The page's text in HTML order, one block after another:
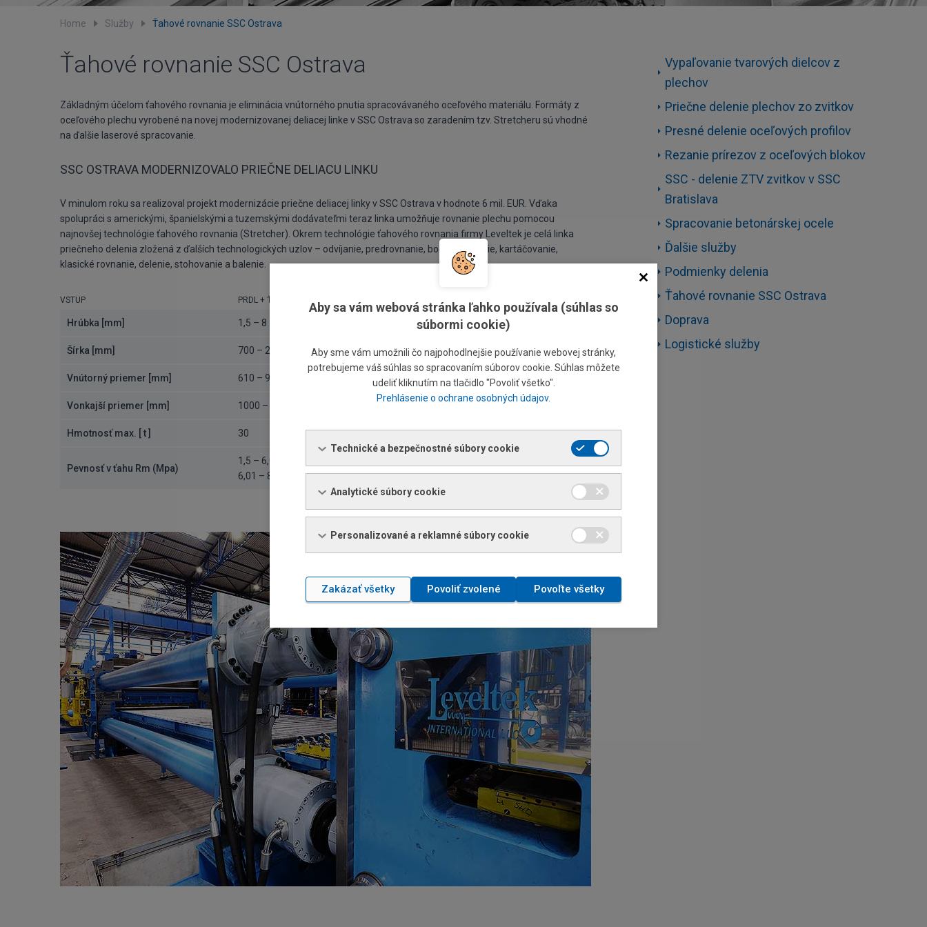
Home Služby Ťahové rovnanie SSC Ostrava
Ťahové rovnanie SSC Ostrava
Základným účelom ťahového rovnania je eliminácia vnútorného pnutia spracovávaného oceľového materiálu. Formáty z
oceľového plechu vyrobené na novej modernizovanej deliacej linke v SSC Ostrava so zaradením tzv. Stretcheru sú vhodné
na ďalšie laserové spracovanie.
SSC OSTRAVA MODERNIZOVALO PRIEČNE DELIACU LINKU
V minulom roku sa realizoval projekt modernizácie priečne deliacej linky v SSC Ostrava v hodnote 6 mil. EUR. Vďaka
spolupráci s americkými, španielskými a tuzemskými dodávateľmi teraz linka umožňuje rovnanie plechu pomocou
najnovšej technológie ťahového rovnania (Stretcher). Okrem technológie ťahového rovnania firmy Leveltek je celá linka
priečneho delenia zložená z ďalších technologických uzlov – odvíjanie, predrovnanie, bočné orezanie, kartáčovanie,
klasické rovnanie, delenie, stohovanie a balenie.
VSTUP PRDL + ŤAHOVÉ ROVNANIE VÝSTUP
Hrúbka [mm] 1,5 – 8 Hrúbka [mm]
Šírka [mm] 700 – 2100 Šírka [mm] 700 – 2100
Vnútorný priemer [mm] 610 – 900 Dĺžka [mm] 800 – 6000
Vonkajší priemer [mm] 1000 – 2030
Hmotnosť max. [ t ] 30
Pevnosť v ťahu Rm (Mpa)
1,5 – 6,00 mm = max. 700;
6,01 – 8 = max. 500
Vypaľovanie tvarových dielcov z
plechov
Priečne delenie plechov zo zvitkov
Presné delenie oceľových profilov
Rezanie prírezov z oceľových blokov
SSC - delenie ZTV zvitkov v SSC
Bratislava
Spracovanie betonárskej ocele
Ďalšie služby
Podmienky delenia
Ťahové rovnanie SSC Ostrava
Doprava
Logistické služby
Aby sa vám webová stránka ľahko používala (súhlas so
súbormi cookie)
Aby sme vám umožnili čo najpohodlnejšie používanie webovej stránky,
potrebujeme váš súhlas so spracovaním súborov cookie. Súhlas môžete
udeliť kliknutím na tlačidlo "Povoliť všetko".
Prehlásenie o ochrane osobných údajov.
Technické a bezpečnostné súbory cookie
Analytické súbory cookie
Personalizované a reklamné súbory cookie
Povoľte všetky
Zakázať všetky Povoliť zvolené